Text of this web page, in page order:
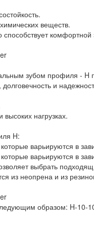
веществ.
комфортной
зубом профиля -
и
нагрузках.
H:
варьируются в
варьируются в
выбрать
из неопрена и из
образом: H-10-